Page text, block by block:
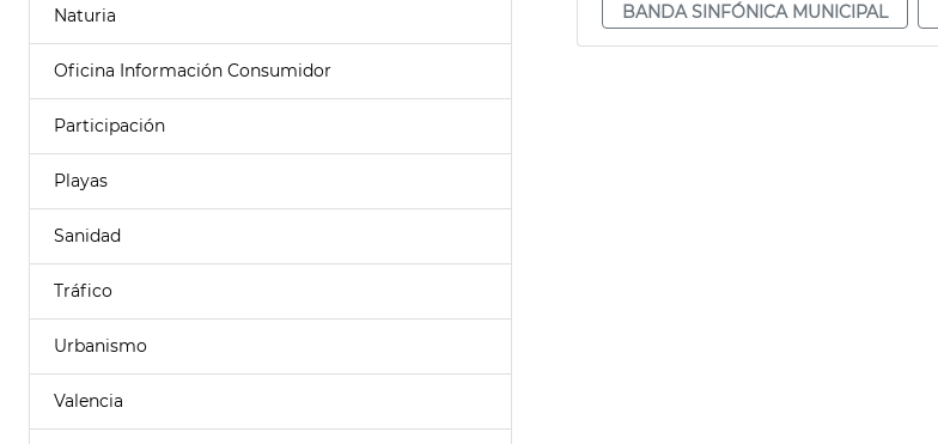
Naturia
Oficina Información Consumidor
Participación
Playas
Sanidad
Tráfico
Urbanismo
Valencia
BANDA SINFÓNICA MUNICIPAL